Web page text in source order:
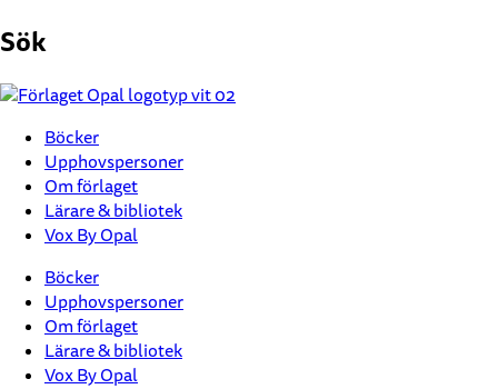
till
Sök
Böcker
Upphovspersoner
Om förlaget
Lärare & bibliotek
Vox By Opal
Böcker
Upphovspersoner
Om förlaget
Lärare & bibliotek
Vox By Opal